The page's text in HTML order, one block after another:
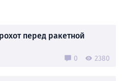
перед ракетной
0 2380